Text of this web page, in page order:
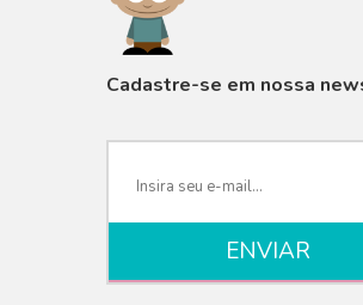
Cadastre-se em nossa